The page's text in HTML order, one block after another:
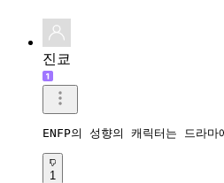
진쿄
ENFP의 성향의 캐릭터는 드라
1